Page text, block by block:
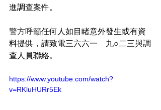
進調查案件。
警方呼籲任何人如目睹意外發生或有資
料提供，請致電三六六一　九○二三與調
查人員聯絡。
https://www.youtube.com/watch?
v=RKluHURr5Ek